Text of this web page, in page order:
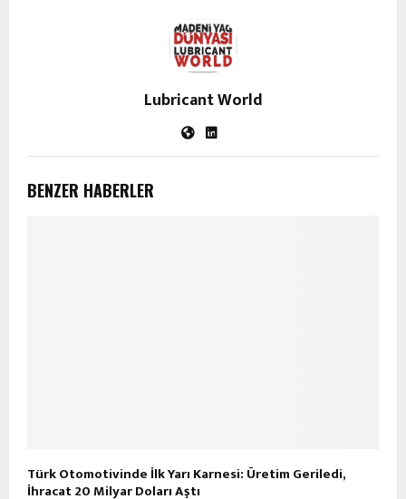
Lubricant World
BENZER HABERLER
Türk Otomotivinde İlk Yarı Karnesi: Üretim Geriledi,
İhracat 20 Milyar Doları Aştı